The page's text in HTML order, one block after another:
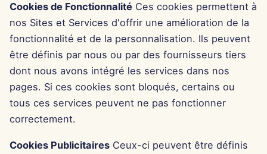
4 avr. 2025
28 mars 2025
21 mars 2025
14 mars 2025
7 mars 2025
Cookies de Fonctionnalité Ces cookies permettent à
nos Sites et Services d'offrir une amélioration de la
fonctionnalité et de la personnalisation. Ils peuvent
être définis par nous ou par des fournisseurs tiers
dont nous avons intégré les services dans nos
pages. Si ces cookies sont bloqués, certains ou
tous ces services peuvent ne pas fonctionner
correctement.
Cookies Publicitaires Ceux-ci peuvent être définis